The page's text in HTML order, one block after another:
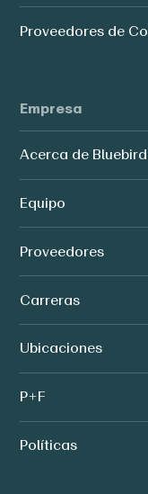
Proveedores de
Empresa
Acerca de Bluebird
Equipo
Proveedores
Carreras
Ubicaciones
P+F
Políticas